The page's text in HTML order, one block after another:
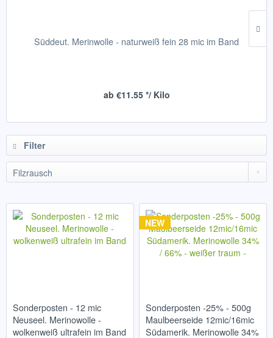
Süddeut. Merinwolle - naturweiß fein 28 mic im Band
ab €11.55 */ Kilo
Filter
Sonderposten - 12 mic
Neuseel. Merinowolle -
wolkenweiß ultrafein im Band
NEW
Sonderposten -25% - 500g
Maulbeerseide 12mic/16mic
Südamerik. Merinowolle 34%